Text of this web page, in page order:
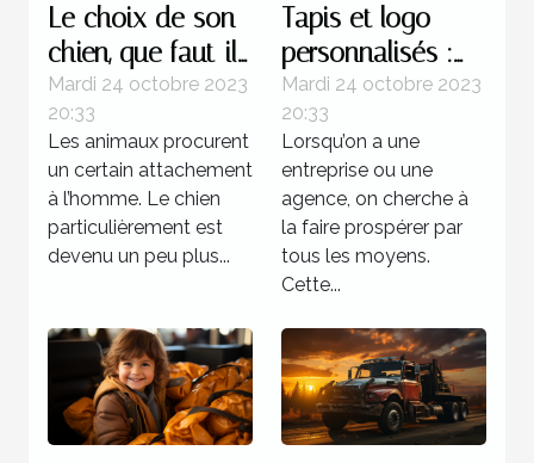
Le choix de son
chien, que faut-il
savoir ?
Mardi 24 octobre 2023
20:33
Les animaux procurent
un certain attachement
à l’homme. Le chien
particulièrement est
devenu un peu plus...
Tapis et logo
personnalisés :
parlons-en !
Mardi 24 octobre 2023
20:33
Lorsqu’on a une
entreprise ou une
agence, on cherche à
la faire prospérer par
tous les moyens.
Cette...